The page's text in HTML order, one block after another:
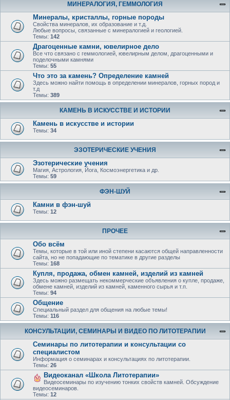
МИНЕРАЛОГИЯ, ГЕММОЛОГИЯ
Минералы, кристаллы, горные породы
Свойства минералов, их образование и т.д.
Любые вопросы, связанные с минералогией и геологией.
Темы: 142
Драгоценные камни, ювелирное дело
Все что связано с геммологией, ювелирным делом, драгоценными и
поделочными камнями
Темы: 55
Что это за камень? Определение камней
Здесь можно найти помощь в определении минералов, горных пород и
т.д
Темы: 389
КАМЕНЬ В ИСКУССТВЕ И ИСТОРИИ
Камень в искусстве и истории
Темы: 34
ЭЗОТЕРИЧЕСКИЕ УЧЕНИЯ
Эзотерические учения
Магия, Астрология, Йога, Космоэнергетика и др.
Темы: 59
ФЭН-ШУЙ
Камни в фэн-шуй
Темы: 12
ПРОЧЕЕ
Обо всём
Темы, которые в той или иной степени касаются общей направленности
сайта, но не попадающие по тематике в другие разделы
Темы: 168
Купля, продажа, обмен камней, изделий из камней
Здесь можно размещать некоммерческие объявления о купле, продаже,
обмене камней, изделий из камней, каменного сырья и т.п.
Темы: 94
Общение
Специальный раздел для общения на любые темы!
Темы: 116
КОНСУЛЬТАЦИИ, СЕМИНАРЫ И ВИДЕО ПО ЛИТОТЕРАПИИ
Семинары по литотерапии и консультации со
специалистом
Информация о семинарах и консультациях по литотерапии.
Темы: 26
Видеоканал «Школа Литотерапии»
Видеосеминары по изучению тонких свойств камней. Обсуждение
видеосеминаров.
Темы: 12